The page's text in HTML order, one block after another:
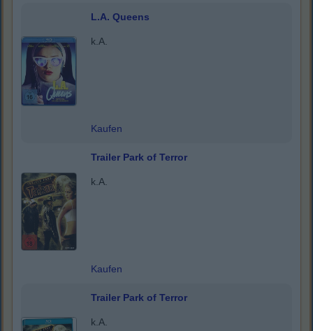
L.A. Queens
k.A.
Kaufen
Trailer Park of Terror
k.A.
Kaufen
Trailer Park of Terror
k.A.